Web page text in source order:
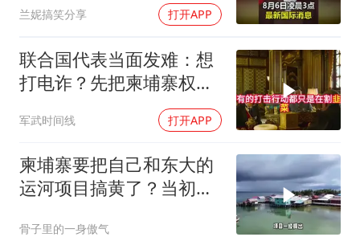
兰妮搞笑分享 打开APP
联合国代表当面发难：想
打电诈？先把柬埔寨权贵
军武时间线 打开APP
柬埔寨要把自己和东大的
运河项目搞黄了？当初可
骨子里的一身傲气